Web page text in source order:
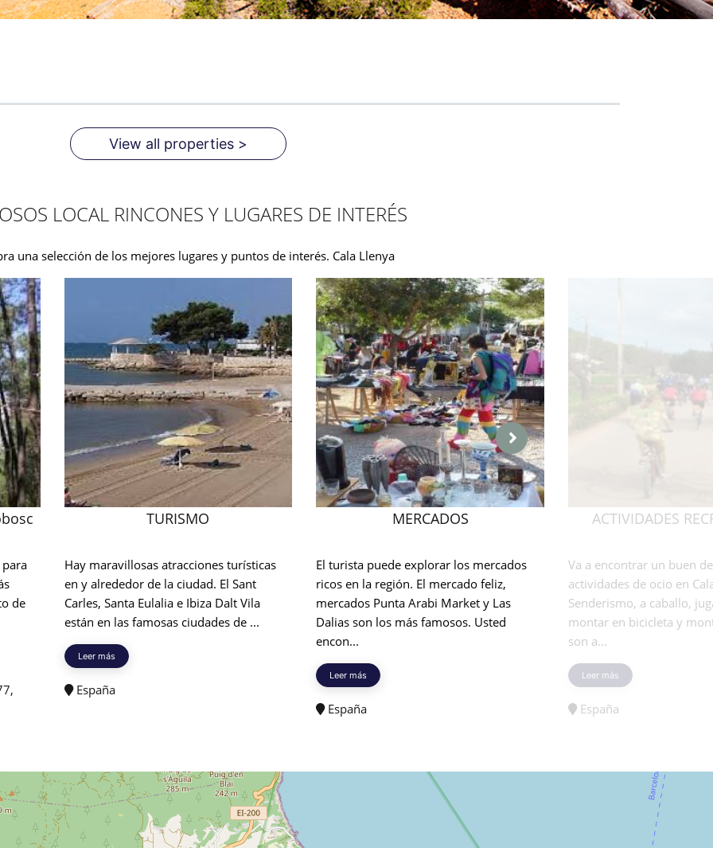
View all properties >
LOCAL RINCONES Y LUGARES DE INTERÉS
una selección de los mejores lugares y puntos de interés. Cala Llenya
de
TURISMO
Hay maravillosas atracciones turísticas
en y alrededor de la ciudad. El Sant
Carles, Santa Eulalia e Ibiza Dalt Vila
están en las famosas ciudades de ...
Leer más
España
MERCADOS
El turista puede explorar los mercados
ricos en la región. El mercado feliz,
mercados Punta Arabi Market y Las
Dalias son los más famosos. Usted
encon...
Leer más
España
ACTIVIDADES
Va a encontrar un buen
actividades de ocio en
Senderismo, a caballo,
montar en bicicleta y
son a...
Leer más
España